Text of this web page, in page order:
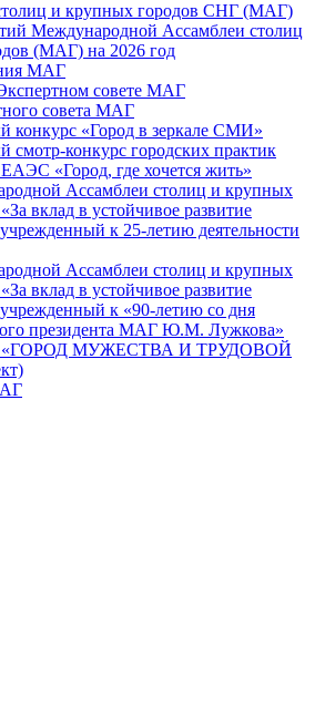
и крупных городов СНГ (МАГ)
Международной Ассамблеи столиц
(МАГ) на 2026 год
МАГ
совете МАГ
совета МАГ
конкурс «Город в зеркале СМИ»
конкурс городских практик
«Город, где хочется жить»
Ассамблеи столиц и крупных
вклад в устойчивое развитие
к 25-летию деятельности
Ассамблеи столиц и крупных
вклад в устойчивое развитие
к «90-летию со дня
президента МАГ Ю.М. Лужкова»
МУЖЕСТВА И ТРУДОВОЙ